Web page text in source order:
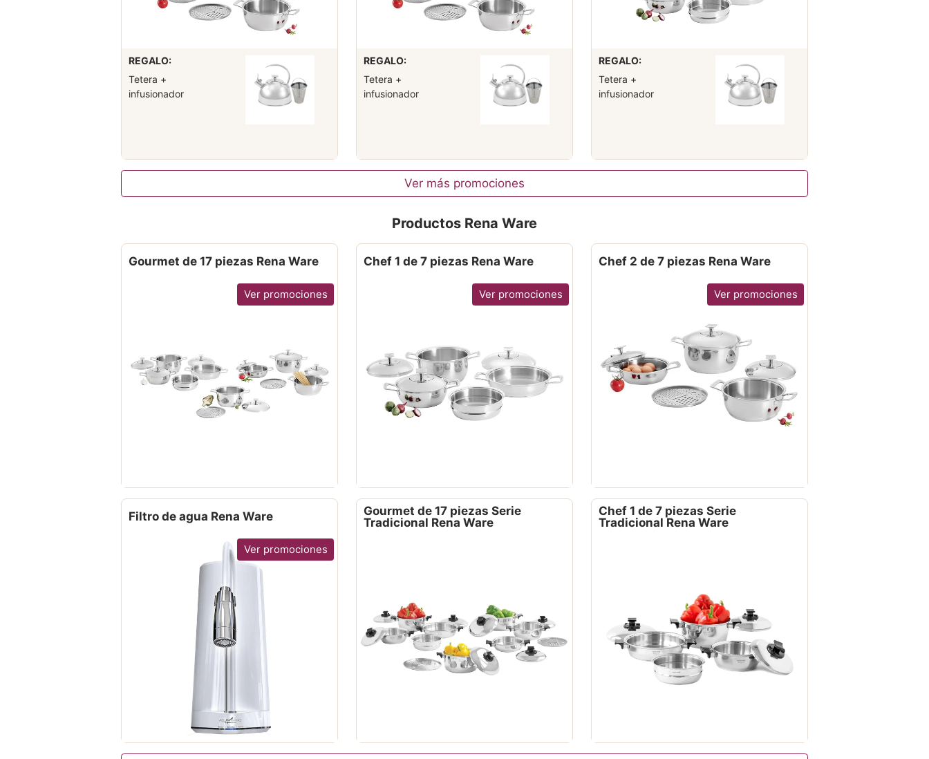
REGALO:
Tetera +
infusionador
REGALO:
Tetera +
infusionador
REGALO:
Tetera +
infusionador
Ver más promociones
Productos Rena Ware
Gourmet de 17 piezas Rena Ware
Ver promociones
Chef 1 de 7 piezas Rena Ware
Ver promociones
Chef 2 de 7 piezas Rena Ware
Ver promociones
Filtro de agua Rena Ware
Ver promociones
Gourmet de 17 piezas Serie
Tradicional Rena Ware
Chef 1 de 7 piezas Serie
Tradicional Rena Ware